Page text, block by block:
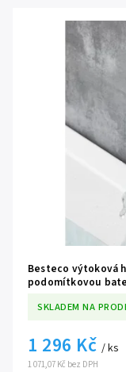
Besteco výtoková
podomítkovou
SKLADEM NA
1 071,07 Kč bez DPH
1 296 Kč / ks